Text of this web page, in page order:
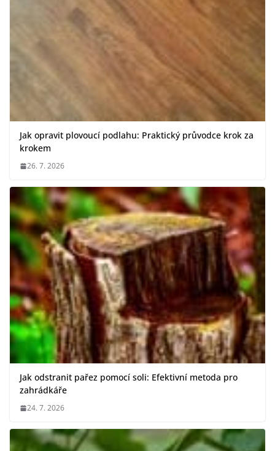
Jak opravit plovoucí podlahu: Praktický průvodce krok za
krokem
26. 7. 2026
Jak odstranit pařez pomocí soli: Efektivní metoda pro
zahrádkáře
24. 7. 2026